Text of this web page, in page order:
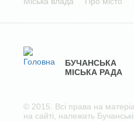
БУЧАНСЬКА
МІСЬКА РАДА
© 2015. Всі права на
на сайті, належать